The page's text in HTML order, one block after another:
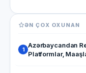
ƏN ÇOX OXUNAN
1
Azərbaycandan
Platformlar,